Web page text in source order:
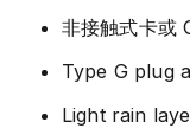
非接触式卡或
Type G plug
Light rain